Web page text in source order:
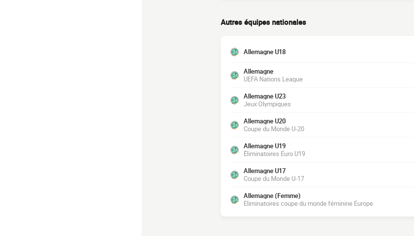
Autres équipes nationales
Allemagne U18
Allemagne
UEFA Nations League
Allemagne U23
Jeux Olympiques
Allemagne U20
Coupe du Monde U-20
Allemagne U19
Éliminatoires Euro U19
Allemagne U17
Coupe du Monde U-17
Allemagne (Femme)
Eliminatoires coupe du monde féminine Europe